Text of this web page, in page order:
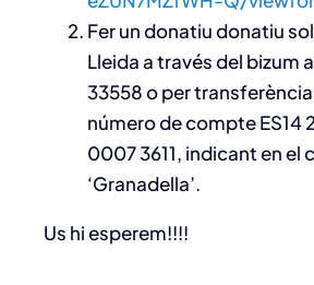
Fer un donatiu donatiu
Lleida a través del bizum
33558 o per
número de compte ES14
0007 3611, indicant en el
‘Granadella’.
Us hi esperem!!!!